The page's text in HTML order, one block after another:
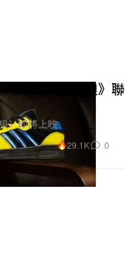
死侍與金鋼狼》聯
》即將上映。
29.1K 0